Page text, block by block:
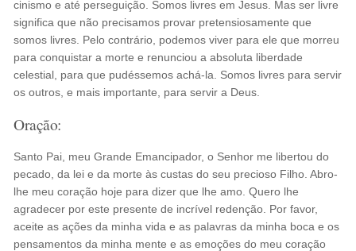
cinismo e até perseguição. Somos livres em Jesus. Mas ser livre
significa que não precisamos provar pretensiosamente que
somos livres. Pelo contrário, podemos viver para ele que morreu
para conquistar a morte e renunciou a absoluta liberdade
celestial, para que pudéssemos achá-la. Somos livres para servir
os outros, e mais importante, para servir a Deus.
Oração:
Santo Pai, meu Grande Emancipador, o Senhor me libertou do
pecado, da lei e da morte às custas do seu precioso Filho. Abro-
lhe meu coração hoje para dizer que lhe amo. Quero lhe
agradecer por este presente de incrível redenção. Por favor,
aceite as ações da minha vida e as palavras da minha boca e os
pensamentos da minha mente e as emoções do meu coração